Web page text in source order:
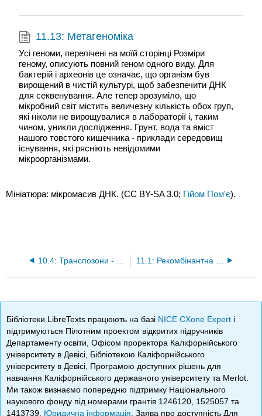
11.13: Метагеноміка
Усі геноми, перелічені на моїй сторінці Розміри
геному, описують повний геном одного виду. Для
бактерій і археонів це означає, що організм був
вирощений в чистій культурі, щоб забезпечити ДНК
для секвенування. Але тепер зрозуміло, що
мікробний світ містить величезну кількість обох груп,
які ніколи не вирощувалися в лабораторії і, таким
чином, уникли дослідження. Грунт, вода та вміст
нашого товстого кишечника - приклади середовищ
існування, які рясніють невідомими
мікроорганізмами.
Мініатюра: мікромасив ДНК. (CC BY-SA 3.0; Гійом Пом'є).
Бібліотеки LibreTexts працюють на базі NICE CXone Expert і
підтримуються Пілотним проектом відкритих підручників
Департаменту освіти, Офісом проректора Каліфорнійського
університету в Девісі, Бібліотекою Каліфорнійського
університету в Девісі, Програмою доступних рішень для
навчання Каліфорнійського державного університету та Merlot.
Ми також визнаємо попередню підтримку Національного
наукового фонду під номерами грантів 1246120, 1525057 та
1413739. Юридична інформація . Заява про доступність Для